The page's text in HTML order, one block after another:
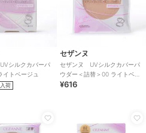
シルクカバーパ
イトベージュ
荷
セザンヌ
セザンヌ UVシルクカバーパ
ウダー＜詰替＞00 ライトベー
ジュ
¥616